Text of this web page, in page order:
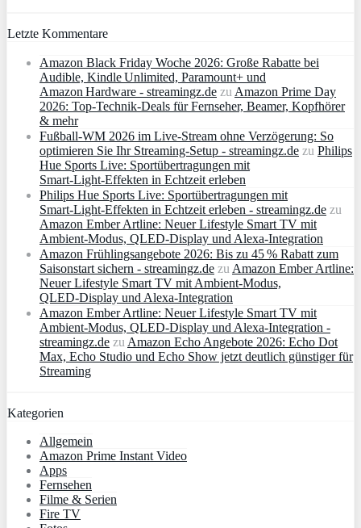
Letzte Kommentare
Amazon Black Friday Woche 2026: Große Rabatte bei
Audible, Kindle Unlimited, Paramount+ und
Amazon Hardware - streamingz.de zu Amazon Prime Day
2026: Top-Technik-Deals für Fernseher, Beamer, Kopfhörer
& mehr
Fußball-WM 2026 im Live-Stream ohne Verzögerung: So
optimieren Sie Ihr Streaming-Setup - streamingz.de zu Philips
Hue Sports Live: Sportübertragungen mit
Smart‑Light‑Effekten in Echtzeit erleben
Philips Hue Sports Live: Sportübertragungen mit
Smart‑Light‑Effekten in Echtzeit erleben - streamingz.de zu
Amazon Ember Artline: Neuer Lifestyle Smart TV mit
Ambient‑Modus, QLED‑Display und Alexa‑Integration
Amazon Frühlingsangebote 2026: Bis zu 45 % Rabatt zum
Saisonstart sichern - streamingz.de zu Amazon Ember Artline:
Neuer Lifestyle Smart TV mit Ambient‑Modus,
QLED‑Display und Alexa‑Integration
Amazon Ember Artline: Neuer Lifestyle Smart TV mit
Ambient‑Modus, QLED‑Display und Alexa‑Integration -
streamingz.de zu Amazon Echo Angebote 2026: Echo Dot
Max, Echo Studio und Echo Show jetzt deutlich günstiger für
Streaming
Kategorien
Allgemein
Amazon Prime Instant Video
Apps
Fernsehen
Filme & Serien
Fire TV